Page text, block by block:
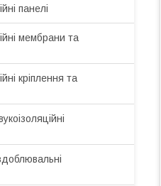
панелі
мембрани та
кріплення та